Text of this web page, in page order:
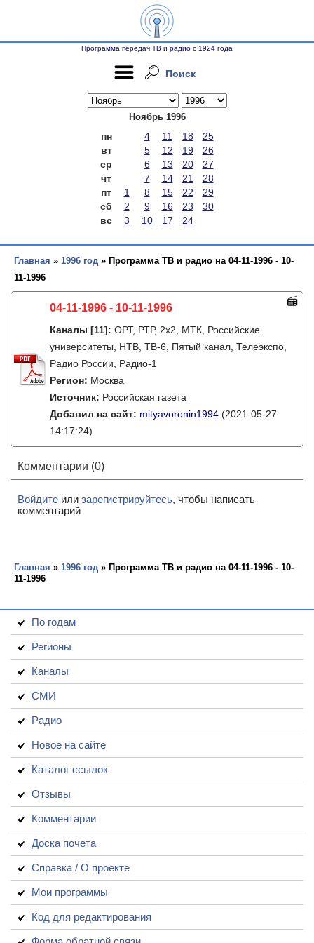
Программа передач ТВ и радио с 1924 года
Поиск
Ноябрь 1996
пн 4 11 18
25
вт
5 12 19
26
ср
6 13 20
27
чт
7 14 21
28
пт
1 8 15 22
29
сб
2 9 16 23
30
вс
3 10 17 24
Главная » 1996 год » Программа ТВ и радио на 04-11-1996 - 10-
11-1996
04-11-1996 - 10-11-1996
Каналы [11]: ОРТ, РТР, 2х2, МТК, Российские
университеты, НТВ, ТВ-6, Пятый канал, Телеэкспо,
Радио России, Радио-1
Регион: Москва
Источник: Российская газета
Добавил на сайт: mityavoronin1994 (2021-05-27
14:17:24)
Комментарии (0)
Войдите или зарегистрируйтесь, чтобы написать
комментарий
Главная » 1996 год » Программа ТВ и радио на 04-11-1996 - 10-
11-1996
По годам
Регионы
Каналы
СМИ
Радио
Новое на сайте
Каталог ссылок
Отзывы
Комментарии
Доска почета
Справка / О проекте
Мои программы
Код для редактирования